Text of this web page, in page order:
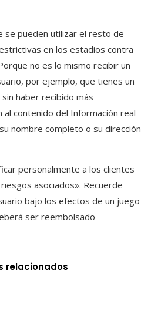
se pueden utilizar el resto de
en los estadios contra
no es lo mismo recibir un
por ejemplo, que tienes un
haber recibido más
contenido del Información real
nombre completo o su dirección
personalmente a los clientes
asociados». Recuerde
bajo los efectos de un juego
ser reembolsado
relacionados